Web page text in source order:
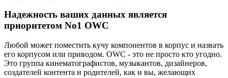
Надежность ваших данных является
приоритетом No1 OWC
Любой может поместить кучу компонентов в корпус и назвать
его корпусом или приводом. OWC - это не просто кто угодно.
Это группа кинематографистов, музыкантов, дизайнеров,
создателей контента и родителей, как и вы, желающих